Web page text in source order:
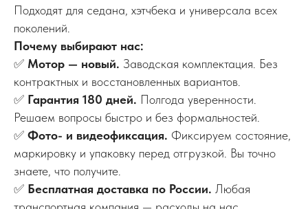
Подходят для седана, хэтчбека и универсала всех
поколений.
Почему выбирают нас:
✅ Мотор — новый. Заводская комплектация. Без
контрактных и восстановленных вариантов.
✅ Гарантия 180 дней. Полгода уверенности.
Решаем вопросы быстро и без формальностей.
✅ Фото- и видеофиксация. Фиксируем состояние,
маркировку и упаковку перед отгрузкой. Вы точно
знаете, что получите.
✅ Бесплатная доставка по России. Любая